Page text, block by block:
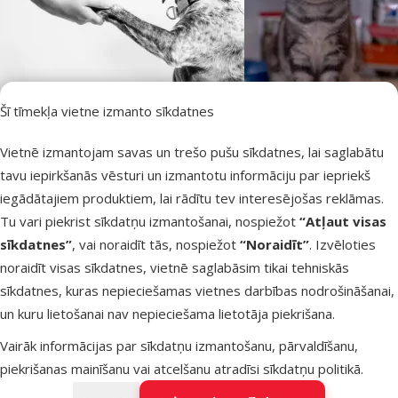
Šī tīmekļa vietne izmanto sīkdatnes
Vietnē izmantojam savas un trešo pušu sīkdatnes, lai saglabātu
tavu iepirkšanās vēsturi un izmantotu informāciju par iepriekš
iegādātajiem produktiem, lai rādītu tev interesējošas reklāmas.
Tu vari piekrist sīkdatņu izmantošanai, nospiežot “Atļaut visas
sīkdatnes”, vai noraidīt tās, nospiežot “Noraidīt”. Izvēloties
noraidīt visas sīkdatnes, vietnē saglabāsim tikai tehniskās
sīkdatnes, kuras nepieciešamas vietnes darbības nodrošināšanai,
un kuru lietošanai nav nepieciešama lietotāja piekrišana.
Vairāk informācijas par sīkdatņu izmantošanu, pārvaldīšanu,
piekrišanas mainīšanu vai atcelšanu atradīsi sīkdatņu politikā.
“Hill’s” – zinātniski izstrādāts uzturs
“Hill’s” zīmols piedāvā augstākās klases suņu un kaķu barību,
kas izstrādāta, balstoties uz zinātniskiem pētījumiem, lai
“Hill’s” piedāvā pilnvērtīgu un sabalansētu “super premium”
klases sauso un mitro barību dzīvniekiem, sākot ar kucēnu un
“Hill’s” dzīvnieku barība ir izstrādāta, iekļaujot tās sastāvā:
liellopu, vistas, pīles, jēra gaļu, kā arī citus augstvērtīgus
olbaltumvielu avotus;
omega taukskābes un dažādas eļļas veselīgai ādai,
apmatojumam, kā arī imūnsistēmas darbībai;
“Hill's Prescription Diet” – veterinārā barība suņiem un
kaķiem
Neatkarīgi no tā, kādas veselības problēmas ir piemeklējušas
risinājumu. “Hill's Prescription Diet” sortimentā ir barība
suņiem un kaķiem ar kuņģa un zarnu trakta traucējumiem,